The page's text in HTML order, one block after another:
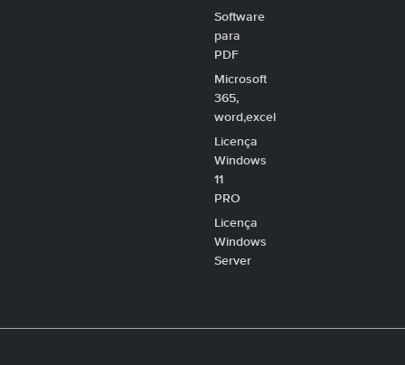
Software
para
PDF
Microsoft
365,
word,excel
Licença
Windows
11
PRO
Licença
Windows
Server